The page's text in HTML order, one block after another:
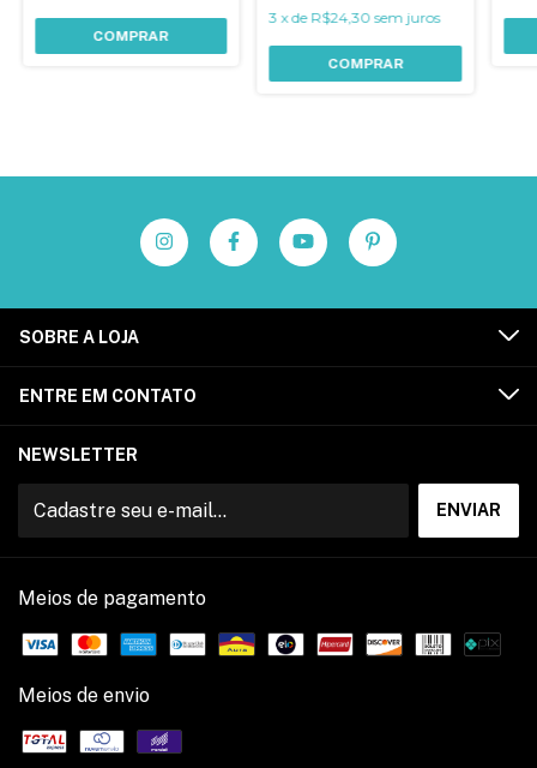
COMPRAR
3 xde R$24,30 sem juros
COMPRAR
SOBRE A LOJA
ENTRE EM CONTATO
NEWSLETTER
Meios de pagamento
Meios de envio